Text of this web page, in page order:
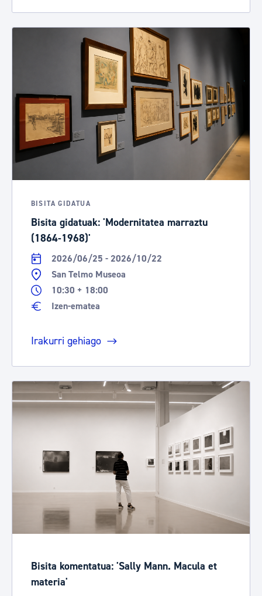
BISITA GIDATUA
Bisita gidatuak: 'Modernitatea marraztu
(1864-1968)'
2026/06/25 - 2026/10/22
San Telmo Museoa
10:30 + 18:00
Izen-ematea
Irakurri gehiago
Bisita komentatua: 'Sally Mann. Macula et
materia'